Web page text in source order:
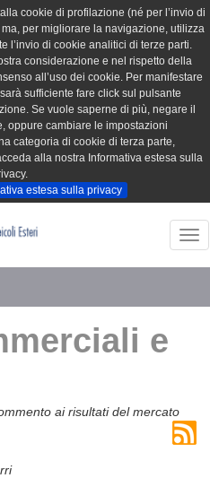
cookie di profilazione (né per l’invio di
per migliorare la navigazione, utilizza
l’invio di cookie analitici di terze parti.
considerazione e nel rispetto della
all’uso dei cookie. Per manifestare
sufficiente fare click sul pulsante
Se vuole saperne di più, negare il
oppure cambiare le impostazioni
categoria di cookie di terza parte,
alla nostra Informativa estesa sulla
estesa sulla privacy
e
ai risultati del mercato